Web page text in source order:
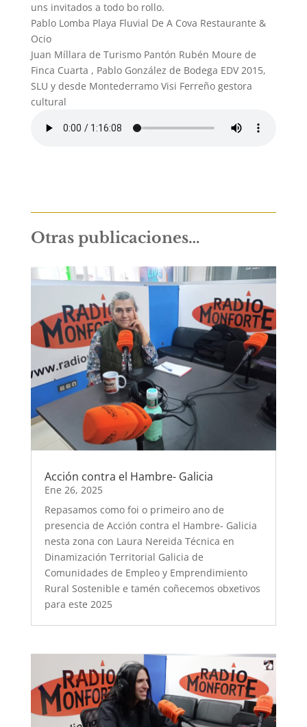
uns invitados a todo bo rollo.
Pablo Lomba Playa Fluvial De A Cova Restaurante &
Ocio
Juan Míllara de Turismo Pantón Rubén Moure de
Finca Cuarta , Pablo González de Bodega EDV 2015,
SLU y desde Montederramo Visi Ferreño gestora
cultural
Otras publicaciones…
Acción contra el Hambre- Galicia
Ene 26, 2025
Repasamos como foi o primeiro ano de
presencia de Acción contra el Hambre- Galicia
nesta zona con Laura Nereida Técnica en
Dinamización Territorial Galicia de
Comunidades de Empleo y Emprendimiento
Rural Sostenible e tamén coñecemos obxetivos
para este 2025